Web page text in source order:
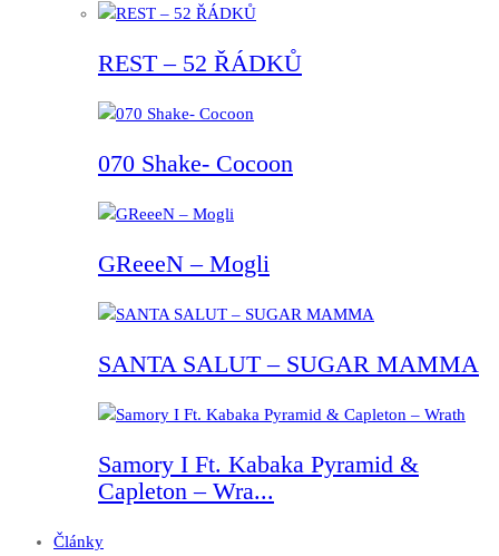
REST – 52 ŘÁDKŮ
070 Shake- Cocoon
GReeeN – Mogli
SANTA SALUT – SUGAR MAMMA
Samory I Ft. Kabaka Pyramid &
Capleton – Wra...
Články